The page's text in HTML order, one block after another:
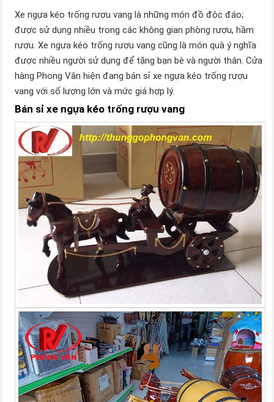
Xe ngựa kéo trống rượu vang là những món đồ độc đáo;
được sử dụng nhiều trong các không gian phòng rượu, hầm
rượu. Xe ngựa kéo trống rượu vang cũng là món quà ý nghĩa
được nhiều người sử dụng để tặng bạn bè và người thân. Cửa
hàng Phong Vân hiện đang bán sỉ xe ngựa kéo trống rượu
vang với số lượng lớn và mức giá hợp lý.
Bán sỉ xe ngựa kéo trống rượu vang